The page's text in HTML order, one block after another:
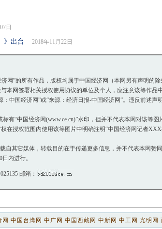
日
》出台 2018年11月22日
网”的所有作品，版权均属于中国经济网（本网另有声明的
网签署相关授权使用协议的单位及个人，应注意该等作品
中国经济网”或“来源：经济日报-中国经济网”。违反前述声
有“中国经济网(www.ce.cn)”水印，但并不代表本网对该等
授权范围内使用该等图片中明确注明“中国经济网记者
自其它媒体，转载目的在于传递更多信息，并不代表本网赞
内进行。
邮箱：